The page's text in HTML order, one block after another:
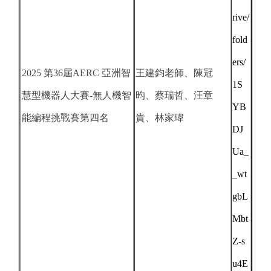
2025 第36屆AERC 亞洲智
慧型機器人大賽-無人機智
能編程挑戰賽第四名
王建鈞老師、陳冠
昀、蔡瑞哲、汪章
貴、林家瑋
rive/
fold
ers/
1S
YB
DJ
Ua_
_wt
gbL
Mbt
Z-s
u4E